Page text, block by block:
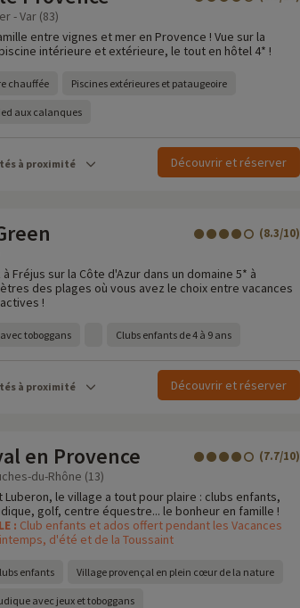
- Var (83)
entre vignes et mer en Provence ! Vue sur la
intérieure et extérieure, le tout en hôtel 4* !
chauffée Piscines extérieures et pataugeoire
aux calanques
à proximité Découvrir et réserver
(8.3/10)
Fréjus sur la Côte d'Azur dans un domaine 5* à
des plages où vous avez le choix entre vacances
!
toboggans Clubs enfants de 4 à 9 ans
à proximité Découvrir et réserver
en Provence (7.7/10)
du-Rhône (13)
Luberon, le village a tout pour plaire : clubs enfants,
golf, centre équestre... le bonheur en famille !
: Club enfants et ados offert pendant les Vacances
d'été et de la Toussaint
enfants Village provençal en plein cœur de la nature
avec jeux et toboggans